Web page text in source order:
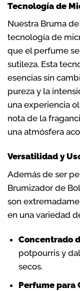
Tecnología de
Nuestra Bruma
tecnología de
que el perfume
sutileza. Esta
esencias sin
pureza y la
una experiencia
nota de la
una atmósfera
Versatilidad y
Además de ser
Brumizador de
son
en una variedad
Concentrado
potpourris y
secos.
Perfume para